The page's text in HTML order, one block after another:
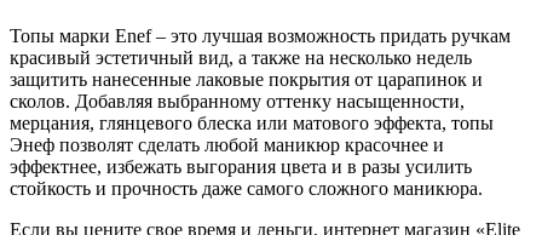
Топы марки Enef – это лучшая возможность придать ручкам
красивый эстетичный вид, а также на несколько недель
защитить нанесенные лаковые покрытия от царапинок и
сколов. Добавляя выбранному оттенку насыщенности,
мерцания, глянцевого блеска или матового эффекта, топы
Энеф позволят сделать любой маникюр красочнее и
эффектнее, избежать выгорания цвета и в разы усилить
стойкость и прочность даже самого сложного маникюра.
Если вы цените свое время и деньги, интернет магазин «Elite